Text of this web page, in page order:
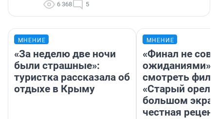
6 368 5
МНЕНИЕ
«За неделю две ночи
были страшные»:
туристка рассказала об
отдыхе в Крыму
МНЕНИЕ
«Финал не
ожиданиями»:
смотреть
«Старый орел»
большом
честная